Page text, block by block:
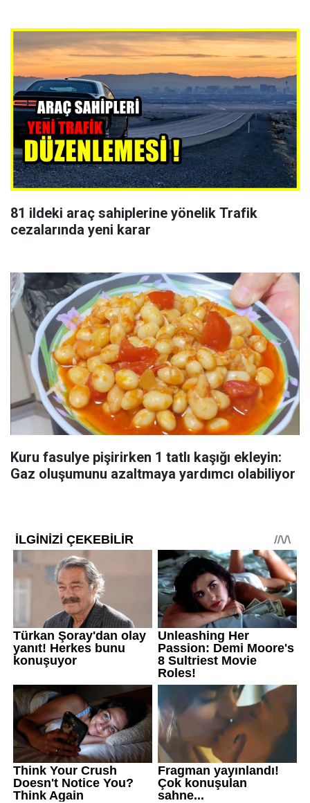
81 ildeki araç sahiplerine yönelik Trafik
cezalarında yeni karar
Kuru fasulye pişirirken 1 tatlı kaşığı ekleyin:
Gaz oluşumunu azaltmaya yardımcı olabiliyor